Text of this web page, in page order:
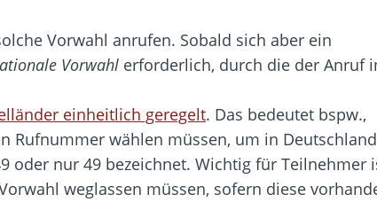
Vorwahl anrufen. Sobald sich aber ein
Vorwahl erforderlich, durch die der Anruf
einheitlich geregelt. Das bedeutet bspw.,
Rufnummer wählen müssen, um in Deutschland
oder nur 49 bezeichnet. Wichtig für Teilnehmer
weglassen müssen, sofern diese